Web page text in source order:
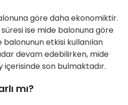
göre daha ekonomiktir.
ise mide balonuna göre
balonunun etkisi kullanılan
devam edebilirken, mide
içerisinde son bulmaktadır.
mı?